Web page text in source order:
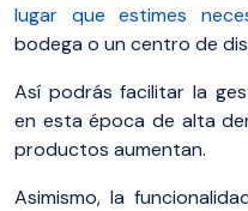
lugar que estimes
bodega o un centro de
Así podrás facilitar la
en esta época de alta
productos aumentan.
Asimismo, la